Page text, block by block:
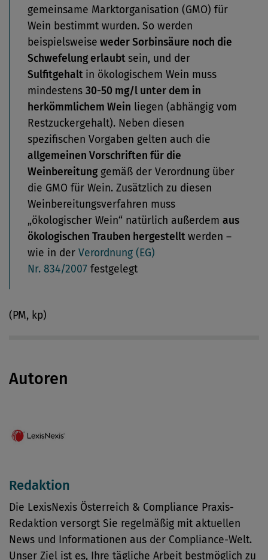
gemeinsame Marktorganisation (GMO) für
Wein bestimmt wurden. So werden
beispielsweise weder Sorbinsäure noch die
Schwefelung erlaubtsein, und der
Sulfitgehalt in ökologischem Wein muss
mindestens 30-50 mg/l unter dem in
herkömmlichem Wein liegen (abhängig vom
Restzuckergehalt). Neben diesen
spezifischen Vorgaben gelten auch die
allgemeinen Vorschriften für die
Weinbereitunggemäß der Verordnung über
die GMO für Wein. Zusätzlich zu diesen
Weinbereitungsverfahren muss
„ökologischer Wein“ natürlich außerdem aus
ökologischen Trauben hergestelltwerden –
wie in der Verordnung (EG)
Nr. 834/2007 festgelegt
(PM, kp)
Autoren
Redaktion
Die LexisNexis Österreich & Compliance Praxis-
Redaktion versorgt Sie regelmäßig mit aktuellen
News und Informationen aus der Compliance-Welt.
Unser Ziel ist es, Ihre tägliche Arbeit bestmöglich zu